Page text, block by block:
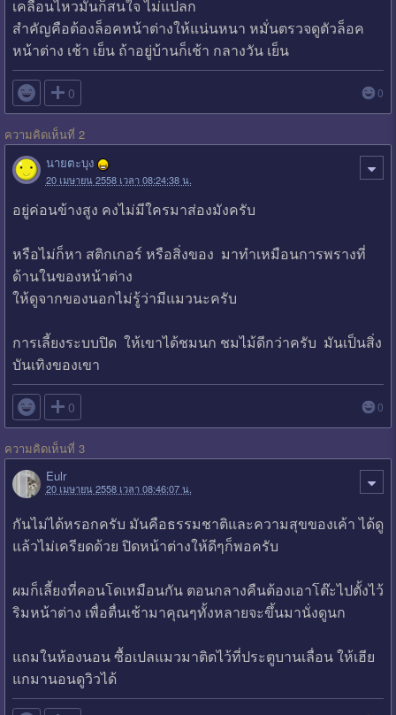
เคลื่อนไหวมันก็สนใจ ไม่แปลก
สำคัญคือต้องล็อคหน้าต่างให้แน่นหนา หมั่นตรวจดูตัวล็อค
หน้าต่าง เช้า เย็น ถ้าอยู่บ้านก็เช้า กลางวัน เย็น
 0 0
ความคิดเห็นที่ 2
นายตะบุง
20 เมษายน 2558 เวลา 08:24:38 น.
อยู่ค่อนข้างสูง คงไม่มีใครมาส่องมังครับ
หรือไม่ก็หา สติกเกอร์ หรือสิ่งของ มาทำเหมือนการพรางที่
ด้านในของหน้าต่าง
ให้ดูจากของนอกไม่รู้ว่ามีแมวนะครับ
การเลี้ยงระบบปิด ให้เขาได้ชมนก ชมไม้ดีกว่าครับ มันเป็นสิ่ง
บันเทิงของเขา
 0 0
ความคิดเห็นที่ 3
Eulr
20 เมษายน 2558 เวลา 08:46:07 น.
กันไม่ได้หรอกครับ มันคือธรรมชาติและความสุขของเค้า ได้ดู
แล้วไม่เครียดด้วย ปิดหน้าต่างให้ดีๆก็พอครับ
ผมก็เลี้ยงที่คอนโดเหมือนกัน ตอนกลางคืนต้องเอาโต๊ะไปตั้งไว้
ริมหน้าต่าง เพื่อตื่นเช้ามาคุณๆทั้งหลายจะขึ้นมานั่งดูนก
แถมในห้องนอน ซื้อเปลแมวมาติดไว้ที่ประตูบานเลื่อน ให้เฮีย
แกมานอนดูวิวได้